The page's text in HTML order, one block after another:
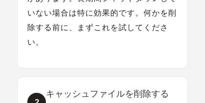
いない場合は特に効果的です。何かを削
除する前に、まずこれを試してくださ
い。
キャッシュファイルを削除する